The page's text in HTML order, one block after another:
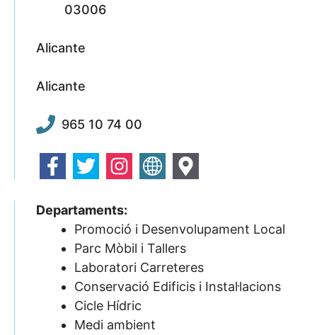
03006
Alicante
Alicante
965 10 74 00
Departaments:
Promoció i Desenvolupament Local
Parc Mòbil i Tallers
Laboratori Carreteres
Conservació Edificis i Instal·lacions
Cicle Hídric
Medi ambient